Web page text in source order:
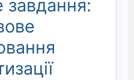
завдання: